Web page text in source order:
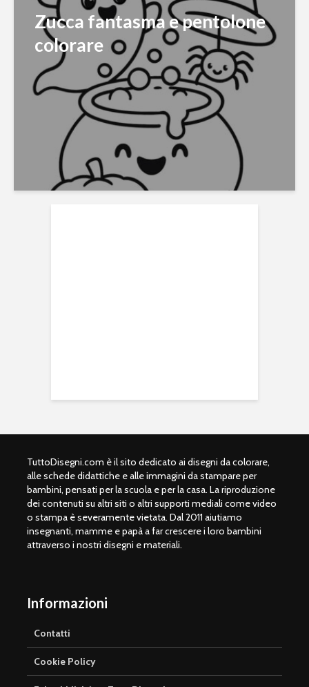
Zucca fantasma e pentolone
colorare
TuttoDisegni.com è il sito dedicato ai disegni da colorare,
alle schede didattiche e alle immagini da stampare per
bambini, pensati per la scuola e per la casa. La riproduzione
dei contenuti su altri siti o altri supporti mediali come video
o stampa è severamente vietata. Dal 2011 aiutiamo
insegnanti, mamme e papà a far crescere i loro bambini
attraverso i nostri disegni e materiali.
Informazioni
Contatti
Cookie Policy